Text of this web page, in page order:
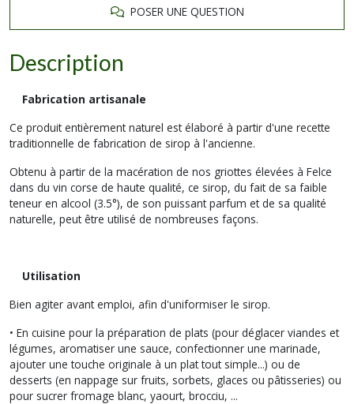
POSER UNE QUESTION
Description
Fabrication artisanale
Ce produit entièrement naturel est élaboré à partir d'une recette
traditionnelle de fabrication de sirop à l'ancienne.
Obtenu à partir de la macération de nos griottes élevées à Felce
dans du vin corse de haute qualité, ce sirop, du fait de sa faible
teneur en alcool (3.5°), de son puissant parfum et de sa qualité
naturelle, peut être utilisé de nombreuses façons.
Utilisation
Bien agiter avant emploi, afin d'uniformiser le sirop.
• En cuisine pour la préparation de plats (pour déglacer viandes et
légumes, aromatiser une sauce, confectionner une marinade,
ajouter une touche originale à un plat tout simple...) ou de
desserts (en nappage sur fruits, sorbets, glaces ou pâtisseries) ou
pour sucrer fromage blanc, yaourt, brocciu, ...